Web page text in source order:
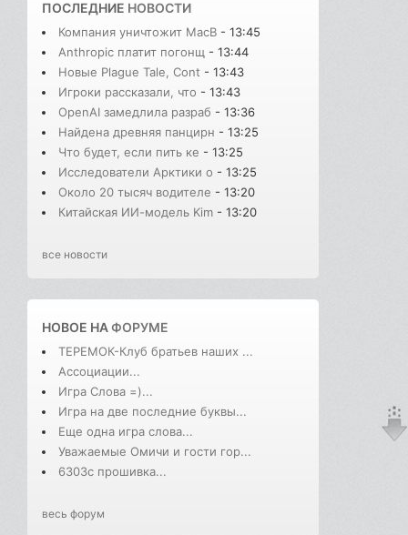
ПОСЛЕДНИЕ НОВОСТИ
Компания уничтожит MacB - 13:45
Anthropic платит погонщ - 13:44
Новые Plague Tale, Cont - 13:43
Игроки рассказали, что - 13:43
OpenAI замедлила разраб - 13:36
Найдена древняя панцирн - 13:25
Что будет, если пить ке - 13:25
Исследователи Арктики о - 13:25
Около 20 тысяч водителе - 13:20
Китайская ИИ-модель Kim - 13:20
все новости
НОВОЕ НАФОРУМЕ
ТЕРЕМОК-Клуб братьев наших ...
Ассоциации...
Игра Слова =)...
Игра на две последние буквы...
Еще одна игра слова...
Уважаемые Омичи и гости гор...
6303с прошивка...
весь форум